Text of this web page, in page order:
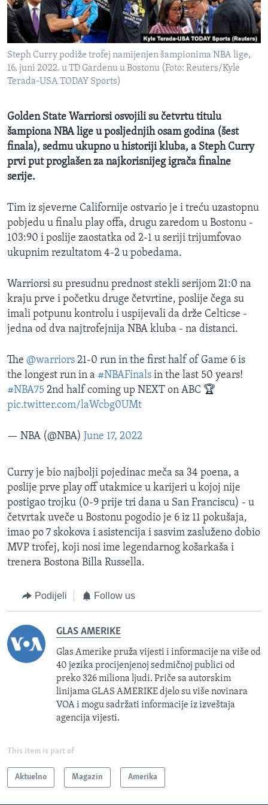
MAGAZIN
O GLASU AMERIKE
Learning English
Jezici
Steph Curry podiže trofej namijenjen šampionima NBA lige,
16. juni 2022. u TD Gardenu u Bostonu (Foto: Reuters/Kyle
Terada-USA TODAY Sports)
Golden State Warriorsi osvojili su četvrtu titulu
šampiona NBA lige u posljednjih osam godina (šest
finala), sedmu ukupno u historiji kluba, a Steph Curry
prvi put proglašen za najkorisnijeg igrača finalne
serije.
Tim iz sjeverne Californije ostvario je i treću uzastopnu
pobjedu u finalu play offa, drugu zaredom u Bostonu -
103:90 i poslije zaostatka od 2-1 u seriji trijumfovao
ukupnim rezultatom 4-2 u pobedama.
Warriorsi su presudnu prednost stekli serijom 21:0 na
kraju prve i početku druge četvrtine, poslije čega su
imali potpunu kontrolu i uspijevali da drže Celticse -
jedna od dva najtrofejnija NBA kluba - na distanci.
The @warriors 21-0 run in the first half of Game 6 is
the longest run in a #NBAFinals in the last 50 years!
#NBA75 2nd half coming up NEXT on ABC 🏆
pic.twitter.com/laWcbg0UMt
— NBA (@NBA) June 17, 2022
Curry je bio najbolji pojedinac meča sa 34 poena, a
poslije prve play off utakmice u karijeri u kojoj nije
postigao trojku (0-9 prije tri dana u San Franciscu) - u
četvrtak uveče u Bostonu pogodio je 6 iz 11 pokušaja,
imao po 7 skokova i asistencija i sasvim zasluženo dobio
MVP trofej, koji nosi ime legendarnog košarkaša i
trenera Bostona Billa Russella.
Podijeli Follow us
GLAS AMERIKE
Glas Amerike pruža vijesti i informacije na više od
40 jezika procijenjenoj sedmičnoj publici od
preko 326 miliona ljudi. Priče sa autorskim
linijama GLAS AMERIKE djelo su više novinara
VOA i mogu sadržati informacije iz izveštaja
agencija vijesti.
This item is part of
Aktuelno Magazin Amerika